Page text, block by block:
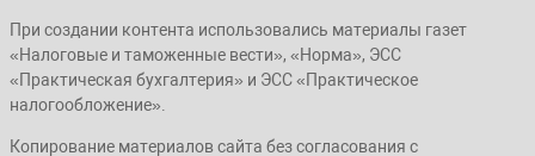
При создании контента использовались материалы газет
«Налоговые и таможенные вести», «Норма», ЭСС
«Практическая бухгалтерия» и ЭСС «Практическое
налогообложение».
Копирование материалов сайта без согласования с